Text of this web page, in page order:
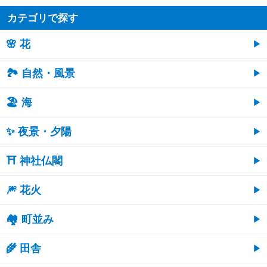
カテゴリで探す
🌸 花
🏞️ 自然・風景
🏖 海
✨ 夜景・夕陽
⛩ 神社仏閣
🎆 花火
🏘 町並み
🌾 田舎